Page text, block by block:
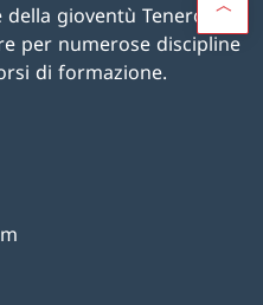
gioventù Tenero CST
per numerose discipline
di formazione.